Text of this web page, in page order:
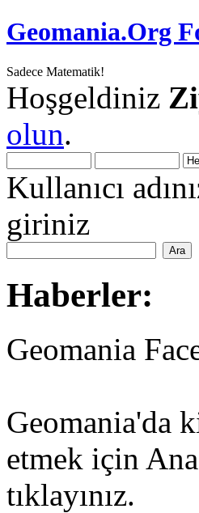
Geomania.Org
Sadece Matematik!
Hoşgeldiniz
olun.
Kullanıcı
giriniz
Haberler:
Geomania
Geomania'da
etmek için
tıklayınız.